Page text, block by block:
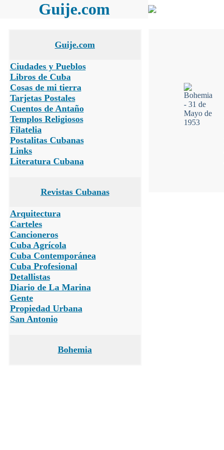
Guije.com
Guije.com
Ciudades y Pueblos
Libros de Cuba
Cosas de mi tierra
Tarjetas Postales
Cuentos de Antaño
Templos Religiosos
Filatelia
Postalitas Cubanas
Links
Literatura Cubana
Revistas Cubanas
Arquitectura
Carteles
Cancioneros
Cuba Agrícola
Cuba Contemporánea
Cuba Profesional
Detallistas
Diario de La Marina
Gente
Propiedad Urbana
San Antonio
Bohemia